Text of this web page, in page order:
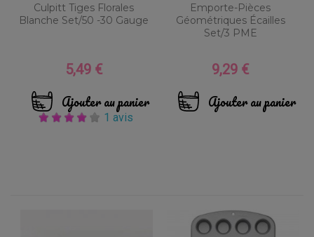
Culpitt Tiges Florales
Blanche Set/50 -30 Gauge
Prix
5,49 €
Ajouter au panier
1 avis
Emporte-Pièces
Géométriques Écailles
Set/3 PME
Prix
9,29 €
Ajouter au panier